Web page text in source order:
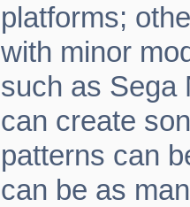
platforms;
with minor
such as Sega
can create
patterns can
can be as